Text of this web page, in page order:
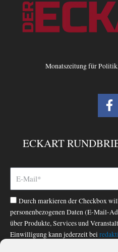
Monatszeitung für
F
a
b
o
-
f
ECKART
Durch markieren der Checkbox
personenbezogenen Daten (E-Mail-
über Produkte, Services und
Einwilligung kann jederzeit bei